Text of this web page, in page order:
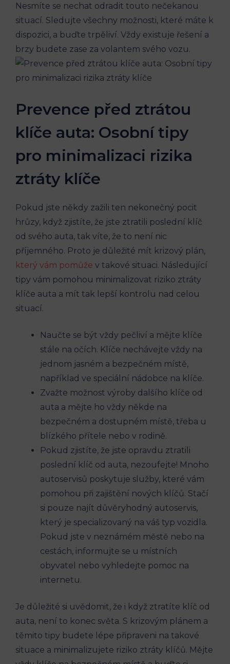
Nesmíte se nechat odradit touto nečekanou
situací. Sledujte všechny možnosti, které máte k
dispozici, a buďte trpěliví. Vždy existuje řešení a
brzy budete zase za volantem svého vozu.
Prevence před ztrátou
klíče auta: Osobní tipy
pro minimalizaci rizika
ztráty klíče
Pokud jste někdy zažili ten nekonečný pocit
hrůzy, když zjistíte, že jste ztratili poslední klíč
od svého auta, tak víte, že to není nic
příjemného. Proto je důležité mít krizový plán,
který vám pomůže v takové situaci. Následující
tipy vám pomohou minimalizovat riziko ztráty
klíče auta a mít tak lepší kontrolu nad celou
situací.
Naučte se být vždy pečliví a mějte klíče
stále na očích. Klíče nechávejte vždy na
jednom jasném a bezpečném místě,
například ve speciální nádobce na klíče.
Zvažte možnost výroby dalšího klíče od
auta a mějte ho vždy někde na
bezpečném a dostupném místě, třeba u
blízkého přítele nebo v rodině.
Pokud zjistíte, že jste opravdu ztratili
poslední klíč od auta, nezoufejte! Mnoho
autoservisů poskytuje služby, které vám
pomohou při zajištění nových klíčů. Stačí
si pouze najít důvěryhodný autoservis,
který je specializovaný na váš typ vozidla.
Pokud jste v neznámém městě nebo na
cestách, informujte se u místních
obyvatel nebo vyhledejte pomoc na
internetu.
Je důležité si uvědomit, že i když ztratíte klíč od
auta, není to konec světa. S krizovým plánem a
těmito tipy budete lépe připraveni na takové
situace a minimalizujete riziko ztráty klíčů. Mějte